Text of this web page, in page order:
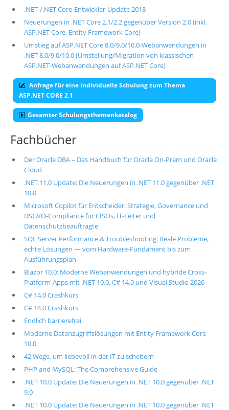
.NET-/.NET Core-Entwickler-Update 2018
Neuerungen in .NET Core 2.1/2.2 gegenüber Version 2.0 (inkl.
ASP.NET Core, Entity Framework Core)
Umstieg auf ASP.NET Core 8.0/9.0/10.0-Webanwendungen in
.NET 8.0/9.0/10.0 (Umstellung/Migration von klassischen
ASP.NET-Webanwendungen auf ASP.NET Core)
Anfrage für eine individuelle Schulung zum Thema
ASP.NET CORE 2.1
Gesamter Schulungsthemenkatalog
Fachbücher
Der Oracle DBA – Das Handbuch für Oracle On-Prem und Oracle
Cloud
.NET 11.0 Update: Die Neuerungen in .NET 11.0 gegenüber .NET
10.0
Microsoft Copilot für Entscheider: Strategie, Governance und
DSGVO-Compliance für CISOs, IT-Leiter und
Datenschutzbeauftragte
SQL Server Performance & Troubleshooting: Reale Probleme,
echte Lösungen — vom Hardware-Fundament bis zum
Ausführungsplan
Blazor 10.0: Moderne Webanwendungen und hybride Cross-
Platform-Apps mit .NET 10.0, C# 14.0 und Visual Studio 2026
C# 14.0 Crashkurs
C# 14.0 Crashkurs
Endlich barrierefrei
Moderne Datenzugriffslösungen mit Entity Framework Core
10.0
42 Wege, um liebevoll in der IT zu scheitern
PHP and MySQL: The Comprehensive Guide
.NET 10.0 Update: Die Neuerungen in .NET 10.0 gegenüber .NET
9.0
.NET 10.0 Update: Die Neuerungen in .NET 10.0 gegenüber .NET